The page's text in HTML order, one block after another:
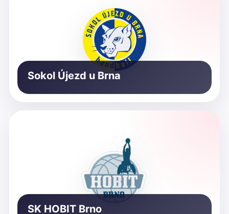
Sokol Újezd u Brna
SK HOBIT Brno